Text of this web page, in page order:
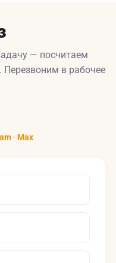
— посчитаем
Перезвоним в рабочее
· Max